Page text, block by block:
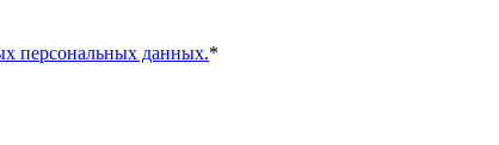
персональных данных.*